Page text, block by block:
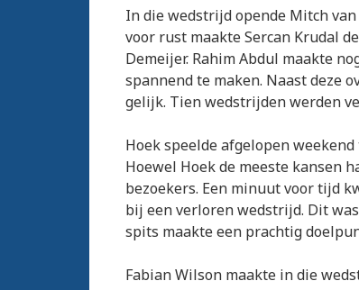
In die wedstrijd opende Mitch
voor rust maakte Sercan Krudal
Demeijer. Rahim Abdul maakte
spannend te maken. Naast deze
gelijk. Tien wedstrijden werden
Hoek speelde afgelopen
Hoewel Hoek de meeste kansen
bezoekers. Een minuut voor tijd
bij een verloren wedstrijd. Dit
spits maakte een prachtig
Fabian Wilson maakte in die